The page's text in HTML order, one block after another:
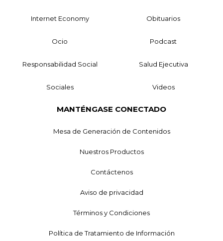
Internet Economy Obituarios
Ocio Podcast
Responsabilidad Social Salud Ejecutiva
Sociales Videos
MANTÉNGASE CONECTADO
Mesa de Generación de Contenidos
Nuestros Productos
Contáctenos
Aviso de privacidad
Términos y Condiciones
Política de Tratamiento de Información